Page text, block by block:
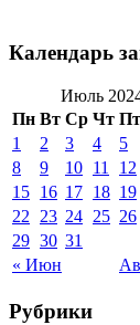
Календарь
Июль
Пн Вт Ср Чт Пт
« Июн
1 2 3 4 5
8
9 10 11 12
15 16 17 18 19
22
23 24 25 26
29 30 31
Рубрики